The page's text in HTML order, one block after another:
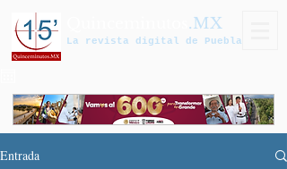
.MX
La revista digital de Puebla
Entrada